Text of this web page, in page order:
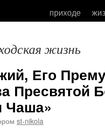
приходе
жизнь
Его
Пресвятой
Чаша»
st-nikola